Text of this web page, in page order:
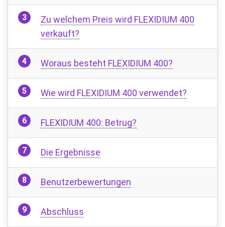
Zu welchem ​​Preis wird FLEXIDIUM 400
verkauft?
Woraus besteht FLEXIDIUM 400?
Wie wird FLEXIDIUM 400 verwendet?
FLEXIDIUM 400: Betrug?
Die Ergebnisse
Benutzerbewertungen
Abschluss